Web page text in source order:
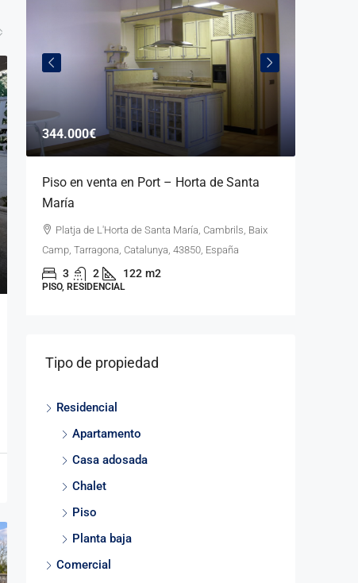
344.000€
Piso en venta en Port – Horta de Santa
María
Platja de L'Horta de Santa María, Cambrils, Baix
Camp, Tarragona, Catalunya, 43850, España
3 2 122 m2
PISO, RESIDENCIAL
Tipo de propiedad
Residencial
Apartamento
Casa adosada
Chalet
Piso
Planta baja
Comercial